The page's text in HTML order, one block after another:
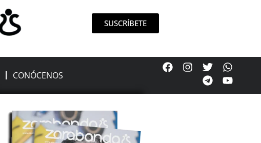
SUSCRÍBETE
CONÓCENOS